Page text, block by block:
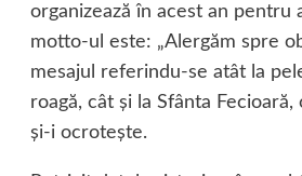
organizează în acest an pentru
motto-ul este: „Alergăm spre
mesajul referindu-se atât la
roagă, cât şi la Sfânta
şi-i ocroteşte.